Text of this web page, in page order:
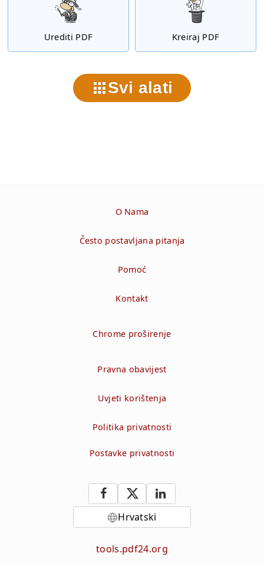
Urediti PDF Kreiraj PDF
Svi alati
O Nama
Često postavljana pitanja
Pomoć
Kontakt
Chrome proširenje
Pravna obavijest
Uvjeti korištenja
Politika privatnosti
Postavke privatnosti
Hrvatski
tools.pdf24.org